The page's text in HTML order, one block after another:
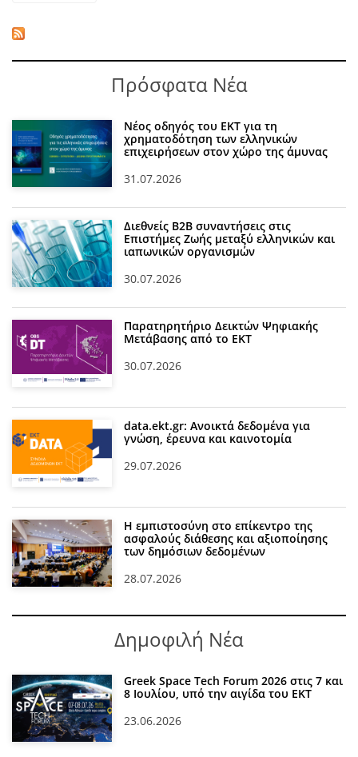
Πρόσφατα Νέα
Νέος οδηγός του ΕΚΤ για τη
χρηματοδότηση των ελληνικών
επιχειρήσεων στον χώρο της άμυνας
31.07.2026
Διεθνείς Β2Β συναντήσεις στις
Επιστήμες Ζωής μεταξύ ελληνικών και
ιαπωνικών οργανισμών
30.07.2026
Παρατηρητήριο Δεικτών Ψηφιακής
Μετάβασης από το ΕΚΤ
30.07.2026
data.ekt.gr: Ανοικτά δεδομένα για
γνώση, έρευνα και καινοτομία
29.07.2026
Η εμπιστοσύνη στο επίκεντρο της
ασφαλούς διάθεσης και αξιοποίησης
των δημόσιων δεδομένων
28.07.2026
Δημοφιλή Νέα
Greek Space Tech Forum 2026 στις 7 και
8 Ιουλίου, υπό την αιγίδα του ΕΚΤ
23.06.2026